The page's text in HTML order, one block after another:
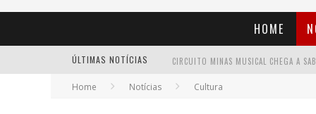
HOME
ÚLTIMAS NOTÍCIAS
Home Notícias Cultura